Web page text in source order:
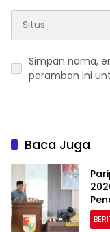
Simpan nama,
peramban ini
Baca Juga